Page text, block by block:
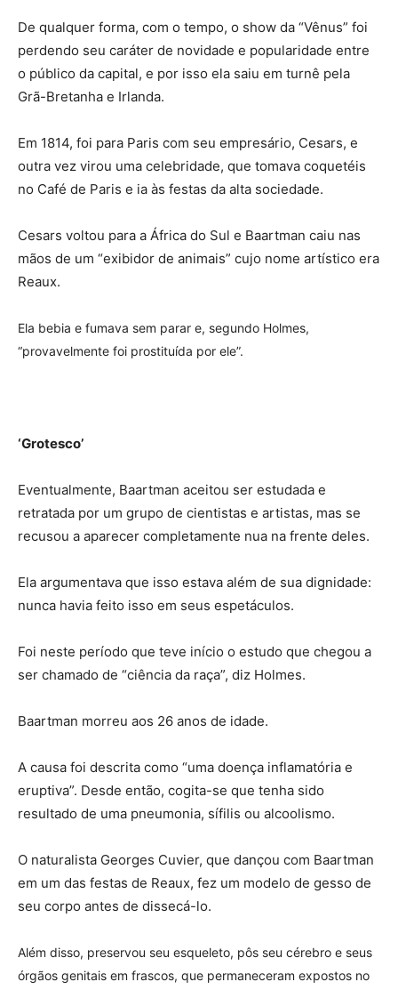
De qualquer forma, com o tempo, o show da “Vênus” foi
perdendo seu caráter de novidade e popularidade entre
o público da capital, e por isso ela saiu em turnê pela
Grã-Bretanha e Irlanda.
Em 1814, foi para Paris com seu empresário, Cesars, e
outra vez virou uma celebridade, que tomava coquetéis
no Café de Paris e ia às festas da alta sociedade.
Cesars voltou para a África do Sul e Baartman caiu nas
mãos de um “exibidor de animais” cujo nome artístico era
Reaux.
Ela bebia e fumava sem parar e, segundo Holmes,
“provavelmente foi prostituída por ele”.
‘Grotesco’
Eventualmente, Baartman aceitou ser estudada e
retratada por um grupo de cientistas e artistas, mas se
recusou a aparecer completamente nua na frente deles.
Ela argumentava que isso estava além de sua dignidade:
nunca havia feito isso em seus espetáculos.
Foi neste período que teve início o estudo que chegou a
ser chamado de “ciência da raça”, diz Holmes.
Baartman morreu aos 26 anos de idade.
A causa foi descrita como “uma doença inflamatória e
eruptiva”. Desde então, cogita-se que tenha sido
resultado de uma pneumonia, sífilis ou alcoolismo.
O naturalista Georges Cuvier, que dançou com Baartman
em um das festas de Reaux, fez um modelo de gesso de
seu corpo antes de dissecá-lo.
Além disso, preservou seu esqueleto, pôs seu cérebro e seus
órgãos genitais em frascos, que permaneceram expostos no